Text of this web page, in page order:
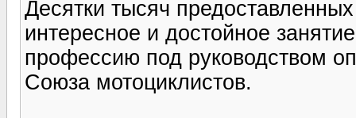
Десятки тысяч
интересное и достойное
профессию под руководством
Союза мотоциклистов.